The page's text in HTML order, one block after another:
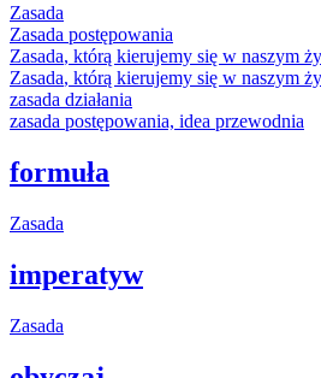
Zasada
Zasada postępowania
Zasada, którą kierujemy się w naszym
Zasada, którą kierujemy się w naszym
zasada działania
zasada postępowania, idea przewodnia
formuła
Zasada
imperatyw
Zasada